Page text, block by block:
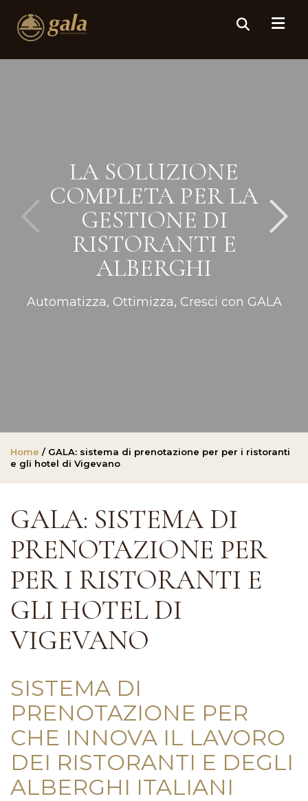
LA SOLUZIONE
COMPLETA PER LA
GESTIONE DI
RISTORANTI E
ALBERGHI
Automatizza, Ottimizza, Cresci con GALA
Home / GALA: sistema di prenotazione per per i ristoranti
e gli hotel di Vigevano
GALA: SISTEMA DI
PRENOTAZIONE PER
PER I RISTORANTI E
GLI HOTEL DI
VIGEVANO
SISTEMA DI
PRENOTAZIONE PER
CHE INNOVA IL LAVORO
DEI RISTORANTI E DEGLI
ALBERGHI ITALIANI